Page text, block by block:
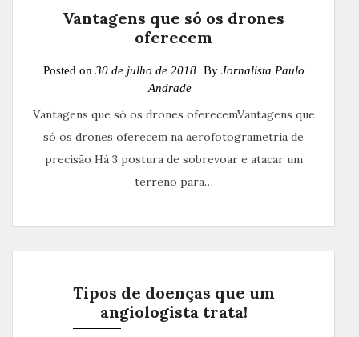
Vantagens que só os drones
oferecem
Posted on 30 de julho de 2018 By Jornalista Paulo
Andrade
Vantagens que só os drones oferecemVantagens que
só os drones oferecem na aerofotogrametria de
precisão Há 3 postura de sobrevoar e atacar um
terreno para…
Tipos de doenças que um
angiologista trata!